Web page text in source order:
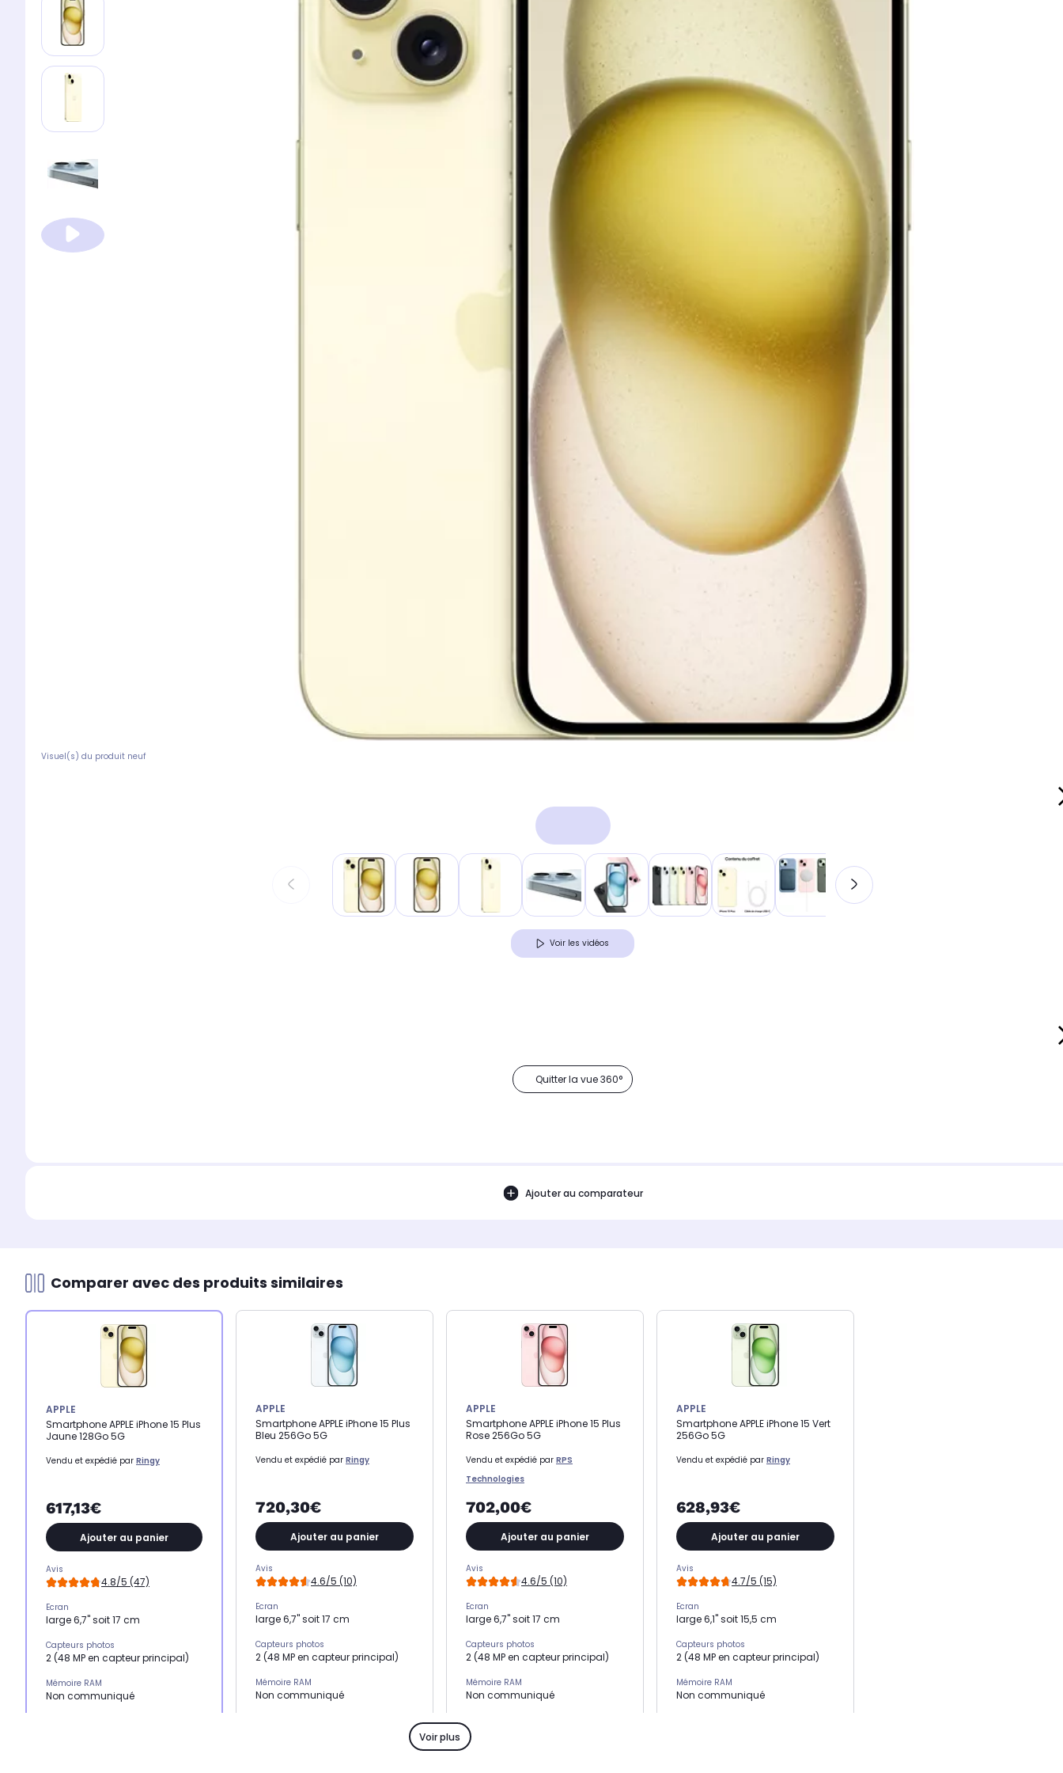
Visuel(s) du produit neuf
Voir les vidéos
Quitter la vue 360°
Ajouter au comparateur
Comparer avec des produits similaires
APPLE
Smartphone APPLE iPhone 15 Plus
Jaune 128Go 5G
Vendu et expédié par Ringy
617,13€
Ajouter au panier
Avis
4.8/5 (47)
Ecran
large 6,7" soit 17 cm
Capteurs photos
2 (48 MP en capteur principal)
Mémoire RAM
Non communiqué
APPLE
Smartphone APPLE iPhone 15 Plus
Bleu 256Go 5G
Vendu et expédié par Ringy
720,30€
Ajouter au panier
Avis
4.6/5 (10)
Ecran
large 6,7" soit 17 cm
Capteurs photos
2 (48 MP en capteur principal)
Mémoire RAM
Non communiqué
APPLE
Smartphone APPLE iPhone 15 Plus
Rose 256Go 5G
Vendu et expédié par RPS
Technologies
702,00€
Ajouter au panier
Avis
4.6/5 (10)
Ecran
large 6,7" soit 17 cm
Capteurs photos
2 (48 MP en capteur principal)
Mémoire RAM
Non communiqué
Puce A16 Bionic
APPLE
Smartphone APPLE iPhone 15 Vert
256Go 5G
Vendu et expédié par Ringy
628,93€
Ajouter au panier
Avis
4.7/5 (15)
Ecran
large 6,1" soit 15,5 cm
Capteurs photos
2 (48 MP en capteur principal)
Mémoire RAM
Non communiqué
Voir plus